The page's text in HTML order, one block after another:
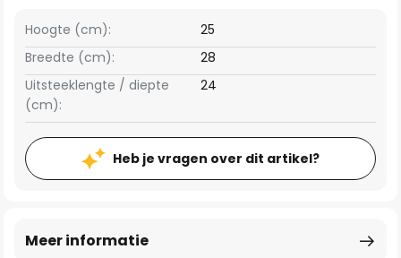
Breedte (cm): 28
Hoogte (cm): 25
Uitsteeklengte / diepte
(cm):
24
Heb je vragen over dit artikel?
Meer informatie